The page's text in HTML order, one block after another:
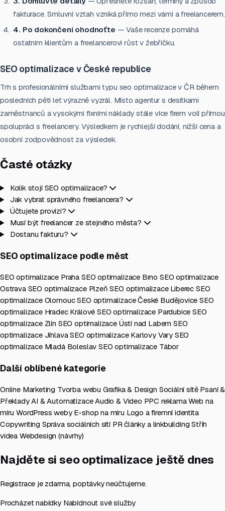
fakturace. Smluvní vztah vzniká přímo mezi vámi a freelancerem.
4. Po dokončení ohodnoťte — Vaše recenze pomáhá
ostatním klientům a freelancerovi růst v žebříčku.
SEO optimalizace v České republice
Trh s profesionálními službami typu seo optimalizace v ČR během
posledních pěti let výrazně vyzrál. Místo agentur s desítkami
zaměstnanců a vysokými fixními náklady stále více firem volí přímou
spolupráci s freelancery. Výsledkem je rychlejší dodání, nižší cena a
osobní zodpovědnost za výsledek.
Časté otázky
Kolik stojí SEO optimalizace?
Jak vybrat správného freelancera?
Účtujete provizi?
Musí být freelancer ze stejného města?
Dostanu fakturu?
SEO optimalizace podle měst
SEO optimalizace Praha SEO optimalizace Brno SEO optimalizace
Ostrava SEO optimalizace PlzeňSEO optimalizace Liberec SEO
optimalizace OlomoucSEO optimalizace České BudějoviceSEO
optimalizace Hradec Králové SEO optimalizace PardubiceSEO
optimalizace Zlín SEO optimalizace Ústí nad LabemSEO
optimalizace JihlavaSEO optimalizace Karlovy Vary SEO
optimalizace Mladá Boleslav SEO optimalizace Tábor
Další oblíbené kategorie
Online Marketing Tvorba webu Grafika & Design Sociální sítě Psaní &
PřekladyAI & AutomatizaceAudio & Video PPC reklamaWeb na
míruWordPress weby E-shop na míru Logo a firemní identita
Copywriting Správa sociálních sítí PR články a linkbuildingStřih
videa Webdesign (návrhy)
Najděte si seo optimalizace ještě dnes
Registrace je zdarma, poptávky neúčtujeme.
Procházet nabídky Nabídnout své služby